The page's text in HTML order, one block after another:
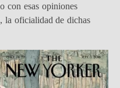
con esas opiniones
la oficialidad de dichas